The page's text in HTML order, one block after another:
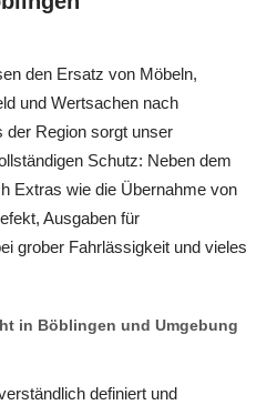
den Ersatz von Möbeln,
und Wertsachen nach
der Region sorgt unser
Schutz: Neben dem
Extras wie die Übernahme von
Ausgaben für
grober Fahrlässigkeit und vieles
in Böblingen und Umgebung
definiert und